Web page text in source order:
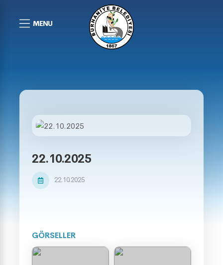
MENU
22.10.2025
22.10.2025
GÖRSELLER